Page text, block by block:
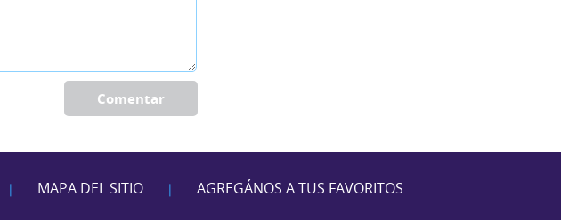
Comentar
| MAPA DEL SITIO | AGREGÁNOS A TUS FAVORITOS